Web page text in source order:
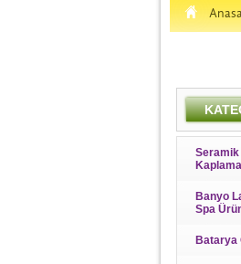
H
Seramik
Banyo
Spa
Batarya